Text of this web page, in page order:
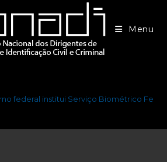
Menu
federal institui Serviço Biométrico